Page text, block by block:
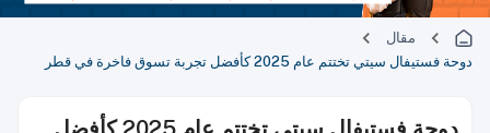
مقال
دوحة فستيفال سيتي تختتم عام 2025 كأفضل تجربة تسوق فاخرة في قطر